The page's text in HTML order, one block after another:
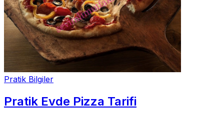
Pratik Bilgiler
Pratik Evde Pizza Tarifi